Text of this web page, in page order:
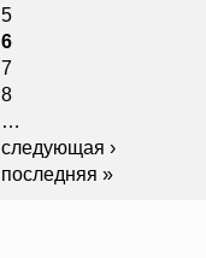
5
6
7
8
…
следующая ›
последняя »